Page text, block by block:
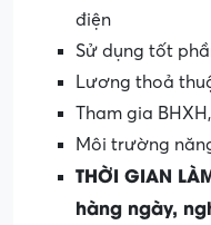
điện
Sử dụng tốt
Lương thoả
Tham gia
Môi trường
THỜI GIAN
hàng ngày,